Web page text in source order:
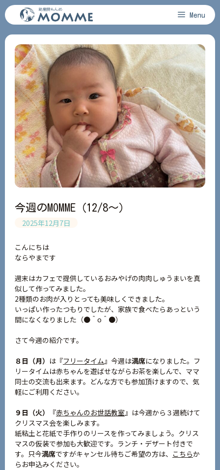
コ
ン
ン
Menu
今週のMOMME（12/8～）
2025年12月7日
こんにちは
ならやまです
週末はカフェで提供しているおみやげの肉肉しゅうまいを真
似して作ってみました。
2種類のお肉が入りとっても美味しくできました。
いっぱい作ったつもりでしたが、家族で食べたらあっという
間になくなりました（●＾o＾●）
さて今週の紹介です。
８日（月） は『フリータイム』今週は満席になりました。フ
リータイムは赤ちゃんを遊ばせながらお茶を楽しんで、ママ
同士の交流も出来ます。どんな方でも参加頂けますので、気
軽にご利用ください。
９日（火） 『赤ちゃんのお世話教室』は今週から３週続けて
クリスマス会を楽しみます。
紙粘土と花紙で手作りのリースを作ってみましょう。クリス
マスの仮装で参加も大歓迎です。ランチ・デザート付きで
す。只今満席ですがキャンセル待ちご希望の方は、 こちらか
らお申込みください。